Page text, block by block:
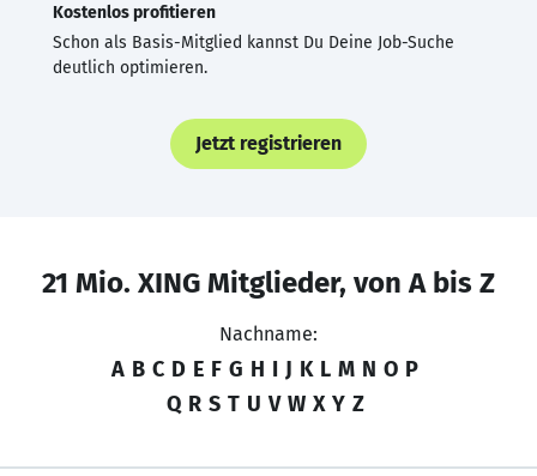
Kostenlos profitieren
Schon als Basis-Mitglied kannst Du Deine Job-Suche
deutlich optimieren.
Jetzt registrieren
21 Mio. XING Mitglieder, von A bis Z
Nachname:
A B C D E F G H I J K L M N O P
Q R S T U V W X Y Z